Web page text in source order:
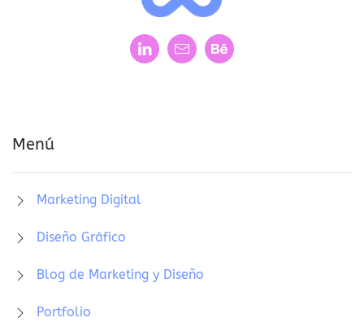
Menú
Marketing Digital
Diseño Gráfico
Blog de Marketing y Diseño
Portfolio